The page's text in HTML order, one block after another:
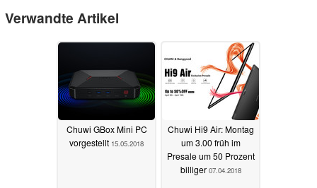
Verwandte Artikel
Chuwi GBox Mini PC
vorgestellt 15.05.2018
Chuwi Hi9 Air: Montag
um 3.00 früh im
Presale um 50 Prozent
billiger 07.04.2018